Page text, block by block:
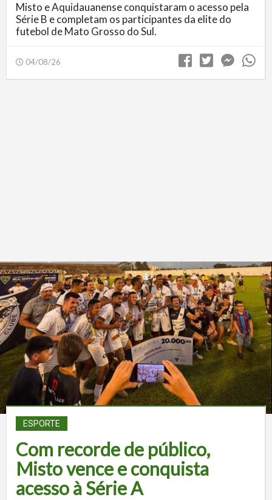
Misto e Aquidauanense conquistaram o acesso pela
Série B e completam os participantes da elite do
futebol de Mato Grosso do Sul.
04/08/26
ESPORTE
Com recorde de público,
Misto vence e conquista
acesso à Série A